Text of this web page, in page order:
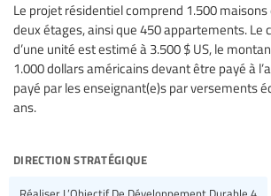
Le projet résidentiel comprend 1.500
deux étages, ainsi que 450 appartements. Le
d’une unité est estimé à 3.500 $ US, le
1.000 dollars américains devant être payé à
payé par les enseignant(e)s par versements
ans.
direction stratégique